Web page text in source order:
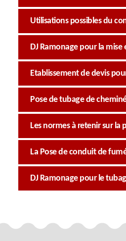
Utilisations possibles du
DJ Ramonage pour la
Etablissement de devis
Pose de tubage de
Les normes à retenir sur la
La Pose de conduit de
DJ Ramonage pour le